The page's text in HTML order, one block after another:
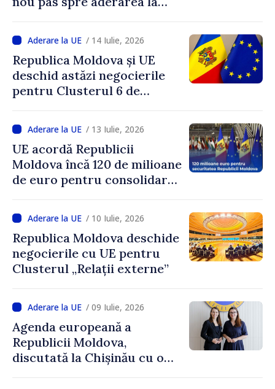
/ 14 Iulie, 2026
Republica Moldova și UE
deschid astăzi negocierile
pentru Clusterul 6 de
/ 13 Iulie, 2026
UE acordă Republicii
Moldova încă 120 de milioane
de euro pentru consolidarea
țara noastră prin EFP ajunge
la 317 milioane de euro
/ 10 Iulie, 2026
Republica Moldova deschide
negocierile cu UE pentru
Clusterul „Relații externe”
/ 09 Iulie, 2026
Agenda europeană a
Republicii Moldova,
discutată la Chișinău cu o